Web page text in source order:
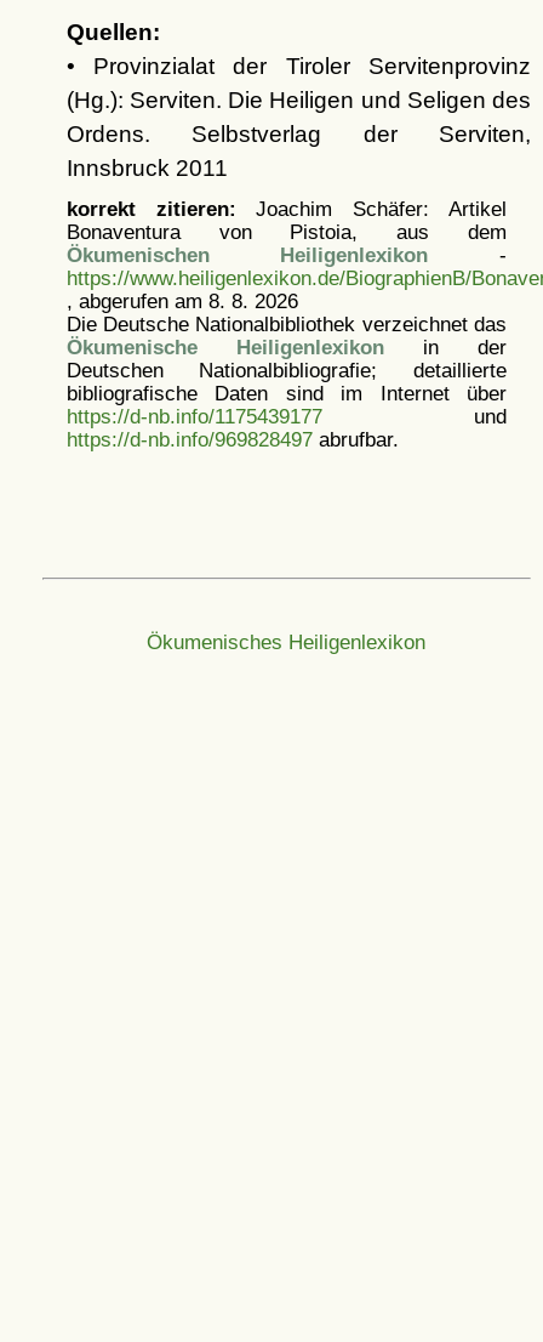
Quellen:
• Provinzialat der Tiroler Servitenprovinz
(Hg.): Serviten. Die Heiligen und Seligen des
Ordens. Selbstverlag der Serviten,
Innsbruck 2011
korrekt zitieren: Joachim Schäfer: Artikel
Bonaventura von Pistoia, aus dem
Ökumenischen Heiligenlexikon -
https://www.heiligenlexikon.de/BiographienB/
, abgerufen am 8. 8. 2026
Die Deutsche Nationalbibliothek verzeichnet das
Ökumenische Heiligenlexikonin der
Deutschen Nationalbibliografie; detaillierte
bibliografische Daten sind im Internet über
https://d-nb.info/1175439177und
https://d-nb.info/969828497abrufbar.
Ökumenisches Heiligenlexikon